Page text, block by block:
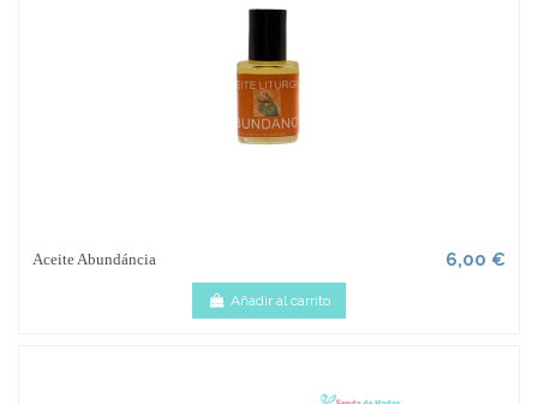
Aceite Abundáncia 6,00 €
Añadir al carrito